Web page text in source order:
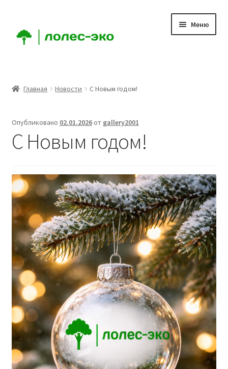
навигации
содержимому
Меню
Аккаунт
Заказ
Корзина
Контакты
Новости
Главная Новости С Новым годом!
Опубликовано 02.01.2026от gallery2001
С Новым годом!